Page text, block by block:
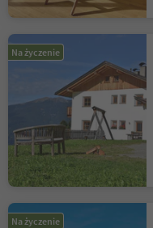
Na życzenie
Na życzenie